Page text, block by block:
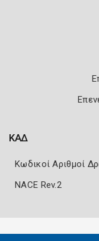
ΚΑΔ
Κωδικοί Αριθμοί
NACE Rev.2